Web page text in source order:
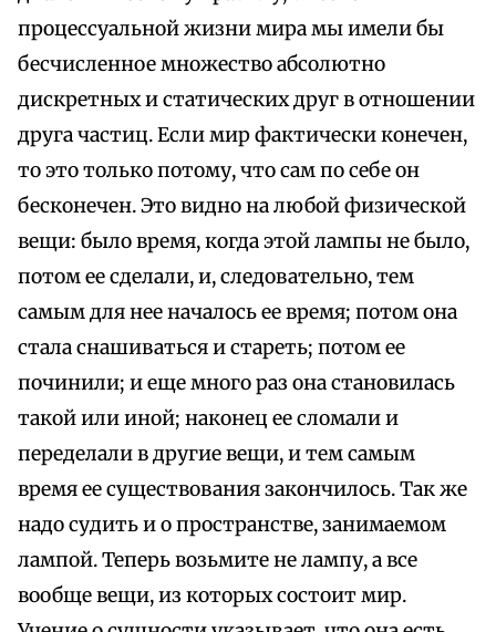
процессуальной жизни мира мы имели бы
бесчисленное множество абсолютно
дискретных и статических друг в отношении
друга частиц. Если мир фактически конечен,
то это только потому, что сам по себе он
бесконечен. Это видно на любой физической
вещи: было время, когда этой лампы не было,
потом ее сделали, и, следовательно, тем
самым для нее началось ее время; потом она
стала снашиваться и стареть; потом ее
починили; и еще много раз она становилась
такой или иной; наконец ее сломали и
переделали в другие вещи, и тем самым
время ее существования закончилось. Так же
надо судить и о пространстве, занимаемом
лампой. Теперь возьмите не лампу, а все
вообще вещи, из которых состоит мир.